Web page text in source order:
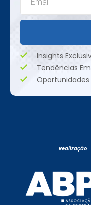
Insights
Tendências
Oportunidades
Realização